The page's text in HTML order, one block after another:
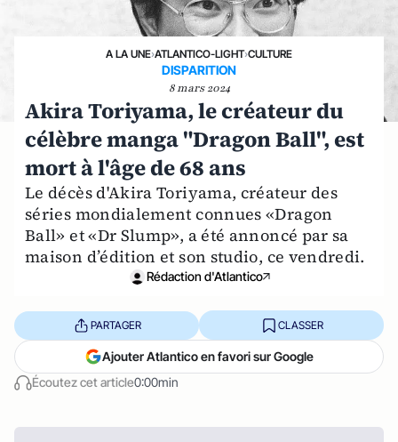
A LA UNE›ATLANTICO-LIGHT›CULTURE
DISPARITION
8 mars 2024
Akira Toriyama, le créateur du
célèbre manga "Dragon Ball", est
mort à l'âge de 68 ans
Le décès d'Akira Toriyama, créateur des
séries mondialement connues «Dragon
Ball» et «Dr Slump», a été annoncé par sa
maison d’édition et son studio, ce vendredi.
Rédaction d'Atlantico
Écoutez cet article0:00min
PARTAGER CLASSER
Ajouter Atlantico en favori sur Google